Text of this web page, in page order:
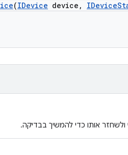
(IDevice device , IDevice
ולשחזר אותו כדי להמשיך בבדיקה.